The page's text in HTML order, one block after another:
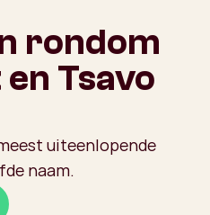
rondom
Tsavo
uiteenlopende
naam.